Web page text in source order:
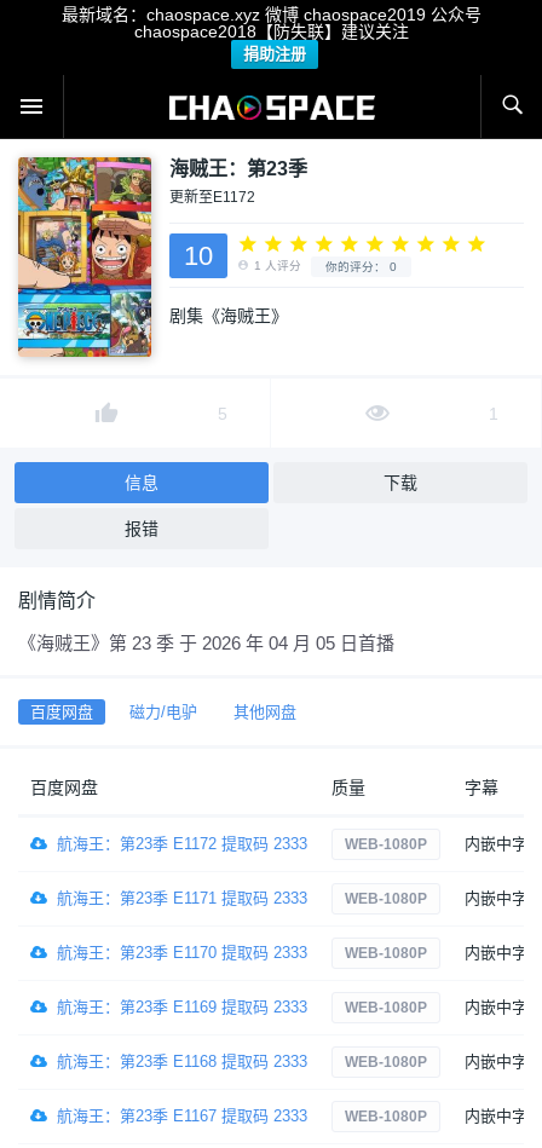
最新域名：chaospace.xyz 微博 chaospace2019 公众号
chaospace2018【防失联】建议关注
捐助注册
海贼王：第23季
更新至E1172
10
剧集《海贼王》
5 1
信息 下载
报错
剧情简介
《海贼王》第 23 季 于 2026 年 04 月 05 日首播
百度网盘 磁力/电驴 其他网盘
百度网盘 质量 字幕
航海王：第23季 E1172 提取码 2333 WEB-1080P 内嵌中字
航海王：第23季 E1171 提取码 2333 WEB-1080P 内嵌中字
航海王：第23季 E1170 提取码 2333 WEB-1080P 内嵌中字
航海王：第23季 E1169 提取码 2333 WEB-1080P 内嵌中字
航海王：第23季 E1168 提取码 2333 WEB-1080P 内嵌中字
航海王：第23季 E1167 提取码 2333 WEB-1080P 内嵌中字